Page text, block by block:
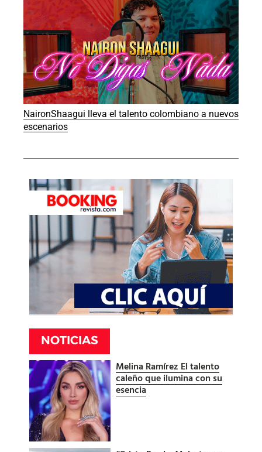
NaironShaagui lleva el talento colombiano a nuevos
escenarios
NOTICIAS
Melina Ramírez El talento
caleño que ilumina con su
esencia